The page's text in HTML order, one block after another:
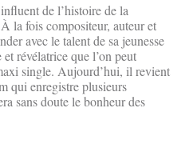
de l’histoire de la
la fois compositeur, auteur et
avec le talent de sa jeunesse
révélatrice que l’on peut
single. Aujourd’hui, il revient
qui enregistre plusieurs
sans doute le bonheur des